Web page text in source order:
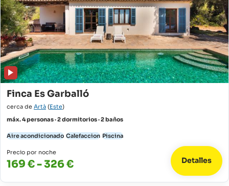
Finca Es Garballó
cerca de Artà (Este)
máx. 4 personas · 2 dormitorios · 2 baños
Aire acondicionado Calefaccion Piscina
Precio por noche
169 € - 326 € Detalles